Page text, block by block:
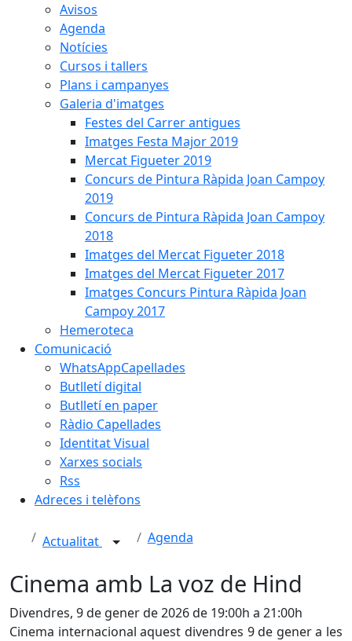
Avisos
Agenda
Notícies
Cursos i tallers
Plans i campanyes
Galeria d'imatges
Festes del Carrer antigues
Imatges Festa Major 2019
Mercat Figueter 2019
Concurs de Pintura Ràpida Joan Campoy
2019
Concurs de Pintura Ràpida Joan Campoy
2018
Imatges del Mercat Figueter 2018
Imatges del Mercat Figueter 2017
Imatges Concurs Pintura Ràpida Joan
Campoy 2017
Hemeroteca
Comunicació
WhatsAppCapellades
Butlletí digital
Butlletí en paper
Ràdio Capellades
Identitat Visual
Xarxes socials
Rss
Adreces i telèfons
Actualitat Agenda
Cinema amb La voz de Hind
Divendres, 9 de gener de 2026 de 19:00h a 21:00h
Cinema internacional aquest divendres 9 de gener a les